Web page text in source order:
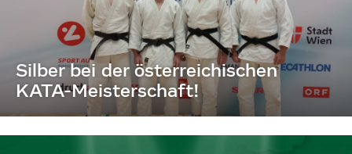
Silber bei der österreichischen
KATA-Meisterschaft!